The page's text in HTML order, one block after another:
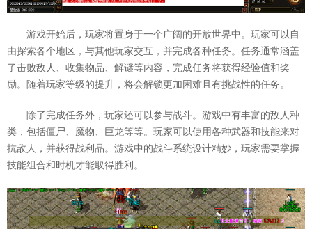
游戏开始后，玩家将置身于一个广阔的开放世界中。玩家可以自
由探索各个地区，与其他玩家交互，并完成各种任务。任务通常涵盖
了击败敌人、收集物品、解谜等内容，完成任务将获得经验值和奖
励。随着玩家等级的提升，将会解锁更加困难且有挑战性的任务。
除了完成任务外，玩家还可以参与战斗。游戏中有丰富的敌人种
类，包括僵尸、魔物、巨龙等等。玩家可以使用各种武器和技能来对
抗敌人，并获得战利品。游戏中的战斗系统设计精妙，玩家需要掌握
技能组合和时机才能取得胜利。